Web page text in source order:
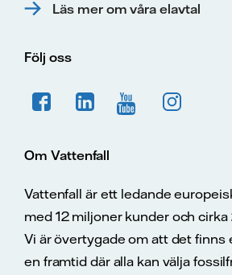
Läs mer om våra elavtal
Följ oss
Om Vattenfall
Vattenfall är ett ledande
med 12 miljoner kunder och
Vi är övertygade om att det finns
en framtid där alla kan välja